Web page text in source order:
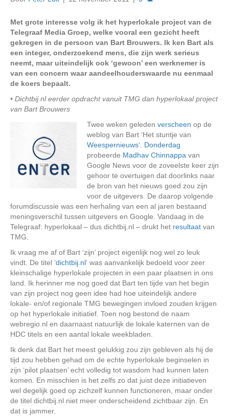
Met grote interesse volg ik het hyperlokale project van de
Telegraaf Media Groep, welke vooral een gezicht heeft
gekregen in de persoon van Bart Brouwers. Ik ken Bart als
een integer, onderzoekend mens, die zijn werk serieus
neemt, maar uiteindelijk ook ‘gewoon’ een werknemer is
van een concern waar aandeelhouderswaarde nu eenmaal
de koers bepaalt.
• Dichtbij.nl eerder opdracht vanuit TMG dan hyperlokaal project
van Bart Brouwers
Twee weken geleden verscheen op de
weblog van Bart ‘Het stuntje van
Weespernieuws‘. Donderdag
probeerde Madhav Chinnappa van
Google News voor de zoveelste keer zijn
gehoor te overtuigen dat doorlinks naar
de bron van het nieuws goed zou zijn
voor de uitgevers. De daarop volgende
forumdiscussie was een herhaling van een al jaren bestaand
meningsverschil tussen uitgevers en Google. Vandaag in de
Telegraaf: hyperlokaal – dus dichtbij.nl – drukt het resultaat van
TMG.
Ik vraag me af of Bart ‘zijn’ project eigenlijk nog wel zo leuk
vindt. De titel ‘dichtbij.nl‘ was aanvankelijk bedoeld voor zeer
kleinschalige hyperlokale projecten in een paar plaatsen in ons
land. Ik herinner me nog goed dat Bart ten tijde van het begin
van zijn project nog geen idee had hoe uiteindelijk andere
lokale- en/of regionale TMG bewegingen invloed zouden krijgen
op het hyperlokale initiatief. Toen nog bestond de naam
webregio.nl en daarnaast natuurlijk de lokale katernen van de
HDC titels en een aantal lokale weekbladen.
Ik denk dat Bart het meest gelukkig zou zijn gebleven als hij de
tijd zou hebben gehad om de echte hyperlokale beginselen in
zijn ‘pilot plaatsen’ echt volledig tot wasdom had kunnen laten
komen. En misschien is het zelfs zo dat juist deze initiatieven
wel degelijk goed op zichzelf kunnen functioneren, maar onder
de titel dichtbij.nl niet meer onderscheidend zichtbaar zijn. En
dat is jammer.